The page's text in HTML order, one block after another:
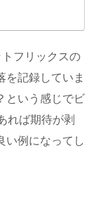
フリックスの
を記録していま
という感じでビ
れば期待が剥
い例になってし